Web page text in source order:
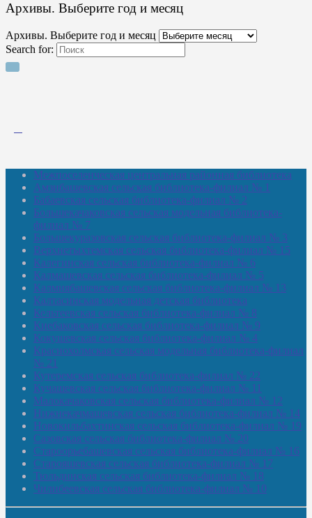
Архивы. Выберите год и месяц
Архивы. Выберите год и месяц
Search for:
Межпоселенческая центральная районная библиотека
Амзибашевская сельская библиотека-филиал № 1
Бабаевская сельская библиотека-филиал № 2
Большекачаковская сельская модельная библиотека-
филиал № 7
Большекуразовская сельская библиотека-филиал № 3
Верхнетыхтемская сельская библиотека-филиал № 15
Калегинская сельская библиотека-филиал № 6
Калмашевская сельская библиотека-филиал № 5
Калмиябашевская сельская библиотека-филиал № 13
Калтасинская модельная детская библиотека
Кельтеевская сельская библиотека-филиал № 8
Киебаковская сельская библиотека-филиал № 9
Кокушевская сельская библиотека-филиал № 4
Краснохолмская сельская модельная библиотека-филиал
№ 21
Кутеремская сельская библиотека-филиал № 22
Кучашевская сельская библиотека-филиал № 11
Малокачаковская сельская библиотека-филиал № 12
Нижнекачмашевская сельская библиотека-филиал № 14
Новокильбахтинская сельская библиотека-филиал № 19
Сазовская сельская библиотека-филиал № 20
Староорьебашевская сельская библиотека-филиал № 16
Старояшевская сельская библиотека-филиал № 17
Тюльдинская сельская библиотека-филиал № 18
Чилибеевская сельская библиотека-филиал № 10